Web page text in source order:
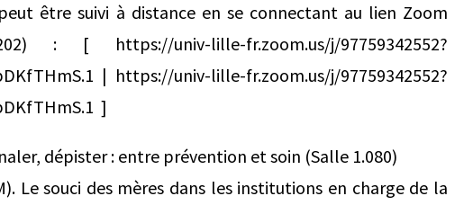
être suivi à distance en se connectant au lien Zoom
: [ https://univ-lille-fr.zoom.us/j/97759342552?
| https://univ-lille-fr.zoom.us/j/97759342552?
]
dépister : entre prévention et soin (Salle 1.080)
Le souci des mères dans les institutions en charge de la